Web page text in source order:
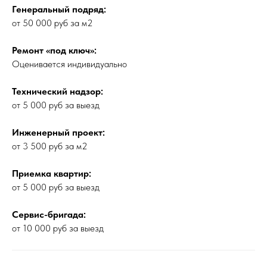
Генеральный подряд:
от 50 000 руб за м2
Ремонт «под ключ»:
Оценивается индивидуально
Технический надзор:
от 5 000 руб за выезд
Инженерный проект:
от 3 500 руб за м2
Приемка квартир:
от 5 000 руб за выезд
Сервис-бригада:
от 10 000 руб за выезд